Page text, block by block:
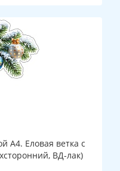
А4. Еловая ветка с
ВД-лак)